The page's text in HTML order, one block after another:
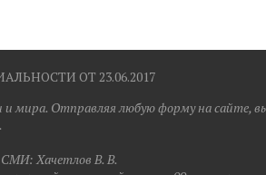
ОТ 23.06.2017
мира. Отправляя любую форму на сайте,
Хaчeтлoв B. B.